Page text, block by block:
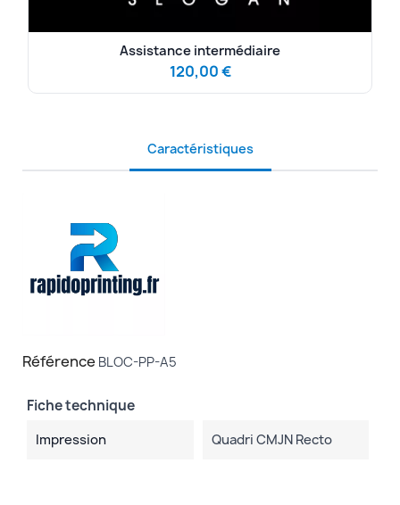
Assistance intermédiaire
120,00 €
Caractéristiques
Référence BLOC-PP-A5
Fiche technique
Impression Quadri CMJN Recto